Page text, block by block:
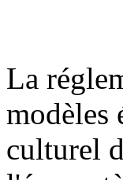
La
modèles
culturel